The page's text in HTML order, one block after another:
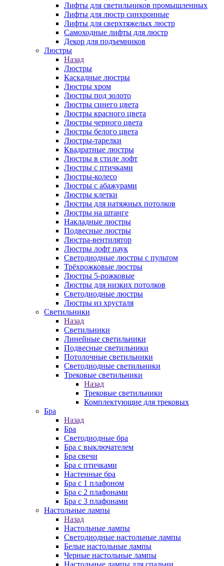
Лифты для светильников промышленных
Лифты для люстр синхронные
Лифты для сверхтяжелых люстр
Самоходные лифты для люстр
Декор для подъемников
Люстры
Назад
Люстры
Каскадные люстры
Люстры хром
Люстры под золото
Люстры синего цвета
Люстры красного цвета
Люстры черного цвета
Люстры белого цвета
Люстры-тарелки
Квадратные люстры
Люстры в стиле лофт
Люстры с птичками
Люстры-колесо
Люстры с абажурами
Люстры клетки
Люстры для натяжных потолков
Люстры на штанге
Накладные люстры
Подвесные люстры
Люстра-вентилятор
Люстры лофт паук
Светодиодные люстры с пультом
Трёхрожковые люстры
Люстры 5-рожковые
Люстры для низких потолков
Cветодиодные люстры
Люстры из хрусталя
Светильники
Назад
Светильники
Линейные светильники
Подвесные светильники
Потолочные светильники
Светодиодные светильники
Трековые светильники
Назад
Трековые светильники
Комплектующие для трековых
Бра
Назад
Бра
Светодиодные бра
Бра с выключателем
Бра свечи
Бра с птичками
Настенные бра
Бра с 1 плафоном
Бра с 2 плафонами
Бра с 3 плафонами
Настольные лампы
Назад
Настольные лампы
Светодиодные настольные лампы
Белые настольные лампы
Черные настольные лампы
Настольные лампы для спальни